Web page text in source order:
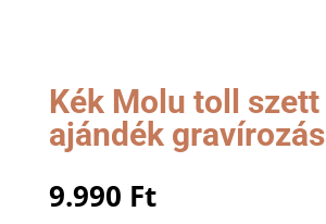
Kék Molu toll szett
ajándék
9.990 Ft